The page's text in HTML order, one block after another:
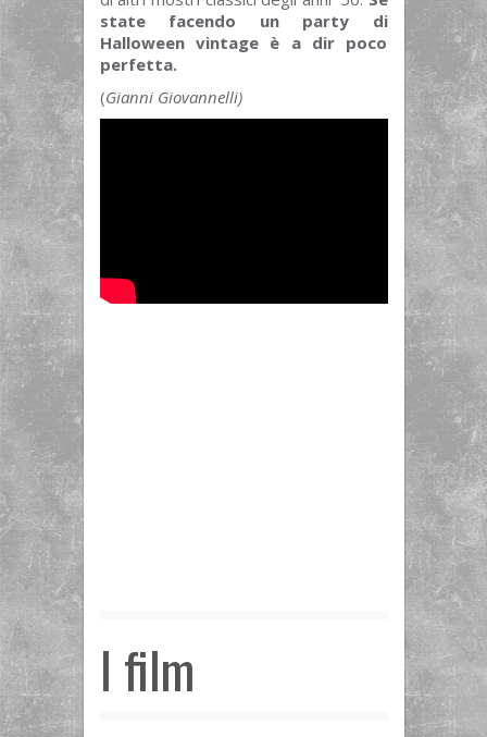
state facendo un party di
Halloween vintage è a dir poco
perfetta.
(Gianni Giovannelli)
I film